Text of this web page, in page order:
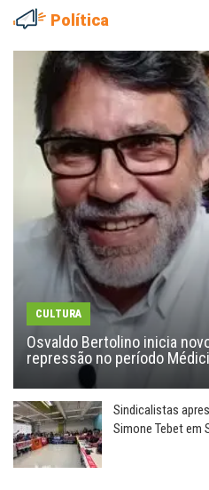
Política
CULTURA
Osvaldo Bertolino inicia
repressão no período Médici
Sindicalistas
Simone Tebet em